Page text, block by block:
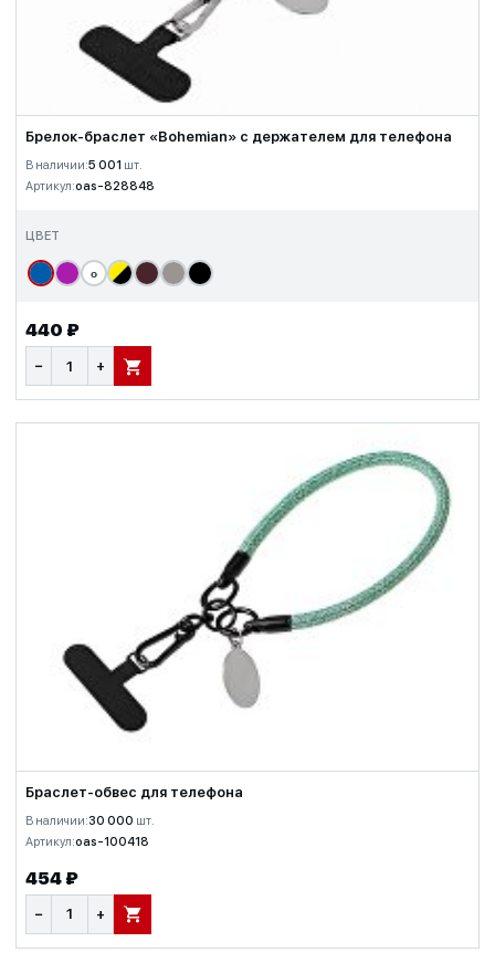
Брелок-браслет «Bohemian» с держателем для телефона
В наличии:5 001 шт.
Артикул:oas-828848
ЦВЕТ
о
440 ₽
− + В КОРЗИНУ
Браслет-обвес для телефона
В наличии:30 000 шт.
Артикул:oas-100418
454 ₽
− + В КОРЗИНУ